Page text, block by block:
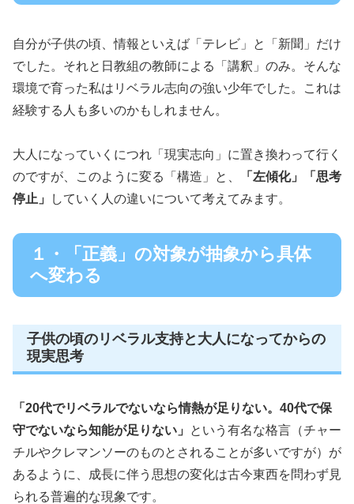
自分が子供の頃、情報といえば「テレビ」と「新聞」だけ
でした。それと日教組の教師による「講釈」のみ。そんな
環境で育った私はリベラル志向の強い少年でした。これは
経験する人も多いのかもしれません。
大人になっていくにつれ「現実志向」に置き換わって行く
のですが、このように変る「構造」と、
「左傾化」「思考
停止」
していく人の違いについて考えてみます。
１・「正義」の対象が抽象から具体
へ変わる
子供の頃のリベラル支持と大人になってからの
現実思考
「20代でリベラルでないなら情熱が足りない。40代で保
守でないなら知能が足りない」
という有名な格言（チャー
チルやクレマンソーのものとされることが多いですが）が
あるように、成長に伴う思想の変化は古今東西を問わず見
られる普遍的な現象です。